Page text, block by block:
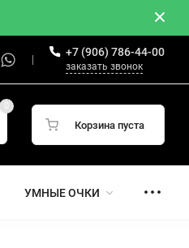
+7 (906) 786-44-00
заказать звонок
0
Корзина пуста
УМНЫЕ ОЧКИ